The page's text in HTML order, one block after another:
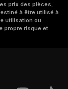
prix des pièces,
à être utilisé à
utilisation ou
propre risque et